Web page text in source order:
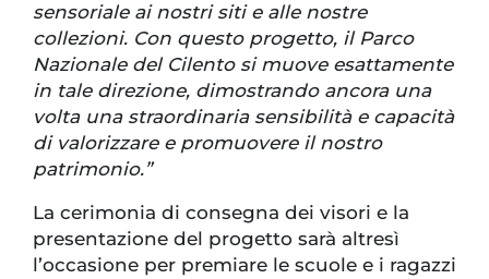
sensoriale ai nostri siti e alle nostre
collezioni. Con questo progetto, il Parco
Nazionale del Cilento si muove esattamente
in tale direzione, dimostrando ancora una
volta una straordinaria sensibilità e capacità
di valorizzare e promuovere il nostro
patrimonio.”
La cerimonia di consegna dei visori e la
presentazione del progetto sarà altresì
l’occasione per premiare le scuole e i ragazzi